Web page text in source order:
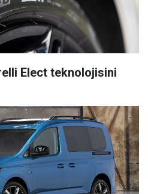
Elect teknolojisini